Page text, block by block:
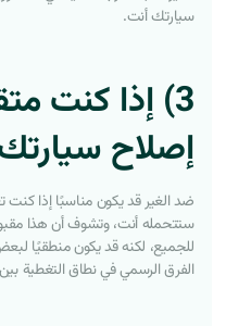
سيارتك أنت.
3) إذا كنت
إصلاح
ضد الغير قد يكون مناسبًا إذا
ستتحمله أنت، وتشوف أن هذا
للجميع، لكنه قد يكون منطقيًا
الفرق الرسمي في نطاق التغطية بين